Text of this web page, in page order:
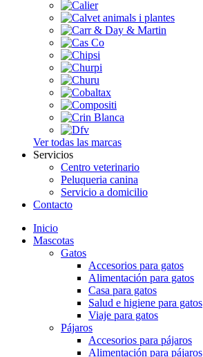
Ver todas las marcas
Servicios
Centro veterinario
Peluqueria canina
Servicio a domicilio
Contacto
Inicio
Mascotas
Gatos
Accesorios para gatos
Alimentación para gatos
Casa para gatos
Salud e higiene para gatos
Viaje para gatos
Pájaros
Accesorios para pájaros
Alimentación para pájaros